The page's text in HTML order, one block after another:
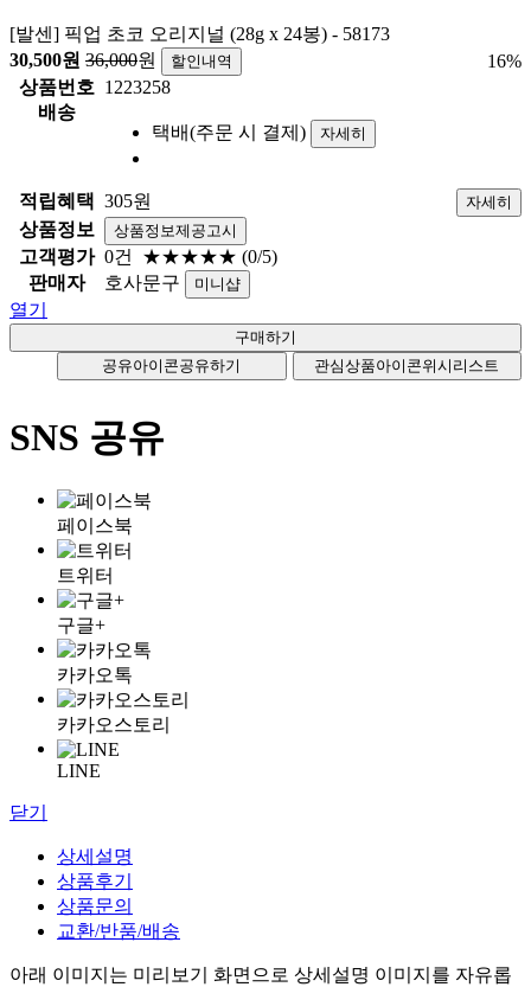
[발센] 픽업 초코 오리지널 (28g x 24봉) - 58173
30,500원 36,000원 할인내역 16%
상품번호 1223258
배송
택배(주문 시 결제)
자세히
적립혜택 305원 자세히
상품정보 상품정보제공고시
고객평가 0건 ★★★★★ (0/5)
판매자
호사문구 미니샵
열기
공유아이콘공유하기 관심상품아이콘위시리스트
SNS 공유
페이스북
트위터
구글+
카카오톡
카카오스토리
LINE
닫기
상세설명
상품후기
상품문의
교환/반품/배송
아래 이미지는 미리보기 화면으로 상세설명 이미지를 자유롭